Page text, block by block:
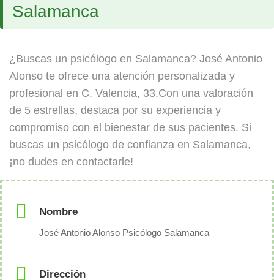
Salamanca
¿Buscas un psicólogo en Salamanca? José Antonio
Alonso te ofrece una atención personalizada y
profesional en C. Valencia, 33.Con una valoración
de 5 estrellas, destaca por su experiencia y
compromiso con el bienestar de sus pacientes. Si
buscas un psicólogo de confianza en Salamanca,
¡no dudes en contactarle!
Nombre
José Antonio Alonso Psicólogo Salamanca
Dirección